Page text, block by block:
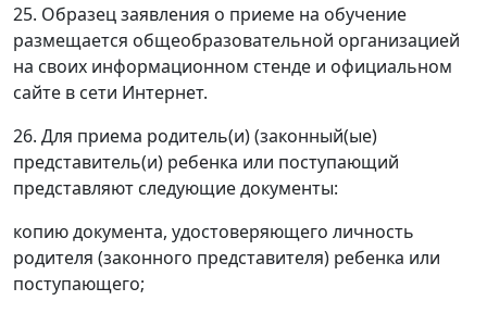
25. Образец заявления о приеме на обучение
размещается общеобразовательной организацией
на своих информационном стенде и официальном
сайте в сети Интернет.
26. Для приема родитель(и) (законный(ые)
представитель(и) ребенка или поступающий
представляют следующие документы:
копию документа, удостоверяющего личность
родителя (законного представителя) ребенка или
поступающего;